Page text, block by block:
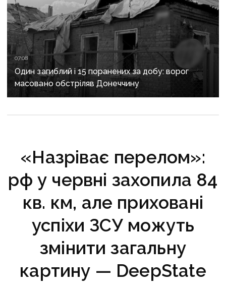
07:08
Один загиблий і 15 поранених за добу: ворог
масовано обстріляв Донеччину
«Назріває перелом»:
рф у червні захопила 84
кв. км, але приховані
успіхи ЗСУ можуть
змінити загальну
картину — DeepState